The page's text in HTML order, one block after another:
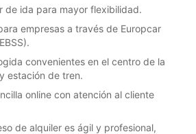
de ida para mayor flexibilidad.
empresas a través de Europcar
convenientes en el centro de la
estación de tren.
online con atención al cliente
de alquiler es ágil y profesional,